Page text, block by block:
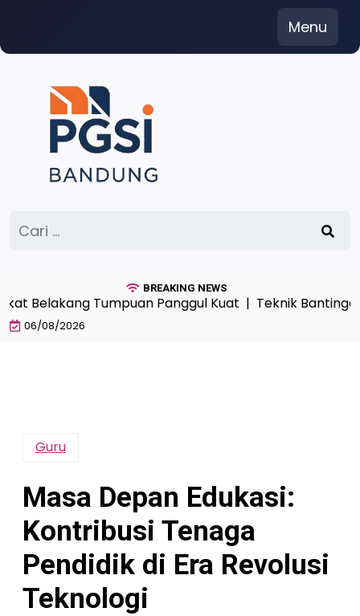
content
Menu
untuk:
BREAKING NEWS
Tumpuan Panggul Kuat |Teknik Bantingan
06/08/2026
Guru
Masa Depan Edukasi:
Kontribusi Tenaga
Pendidik di Era Revolusi
Teknologi